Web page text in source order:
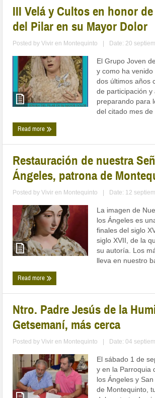
III Velá y Cultos en honor
del Pilar en su Mayor Dolor
Posted byVivir en Montequinto Date: 20
El Grupo Joven
y como ha
dos últimos años
de participación y
preparando para
del citado mes
Read more
Restauración de nuestra
Ángeles, patrona de
Posted byVivir en Montequinto Date: 12
La imagen de
los Ángeles es
finales del siglo
siglo XVII, de la
su autoría. Los
lleva en nuestro
Read more
Ntro. Padre Jesús de la
Getsemaní, más cerca
Posted byVivir en Montequinto Date: 04
El sábado 1 de
y en la Parroquia
los Ángeles y
de Montequinto,